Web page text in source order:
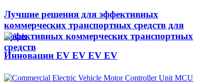
Лучшие решения для эффективных
коммерческих транспортных средств для
эффективных коммерческих транспортных
средств
Инновации EV EV EV EV